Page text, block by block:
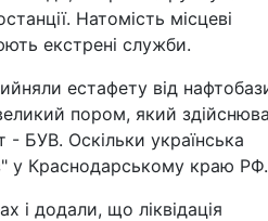
Натомість місцеві
екстрені служби.
естафету від
пором, який
БУВ. Оскільки українська
у Краснодарському краю РФ.
і додали, що ліквідація